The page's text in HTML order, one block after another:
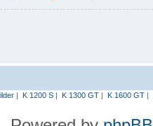
| K 1200 S| K 1300 GT| K 1600 GT|